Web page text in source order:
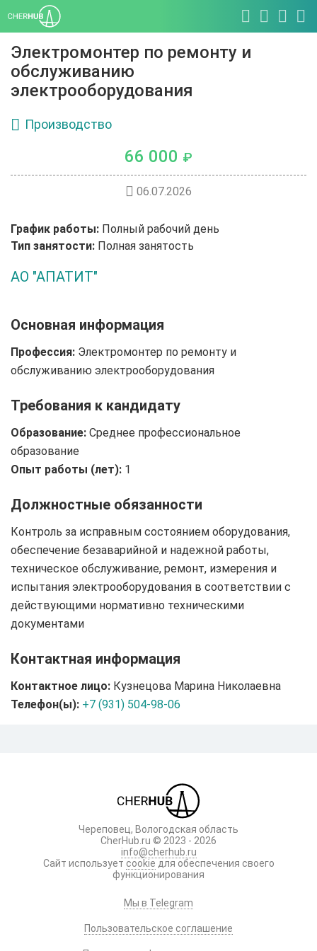
Электромонтер по ремонту и
обслуживанию
электрооборудования
Производство
66 000 ₽
06.07.2026
График работы: Полный рабочий день
Тип занятости: Полная занятость
АО "АПАТИТ"
Основная информация
Профессия: Электромонтер по ремонту и
обслуживанию электрооборудования
Требования к кандидату
Образование: Среднее профессиональное
образование
Опыт работы (лет): 1
Должностные обязанности
Контроль за исправным состоянием оборудования,
обеспечение безаварийной и надежной работы,
техническое обслуживание, ремонт, измерения и
испытания электрооборудования в соответствии с
действующими нормативно техническими
документами
Контактная информация
Контактное лицо: Кузнецова Марина Николаевна
Телефон(ы): +7 (931) 504-98-06
Череповец, Вологодская область
CherHub.ru © 2023 - 2026
info@cherhub.ru
Сайт использует cookie для обеспечения своего
функционирования
Мы в Telegram
Пользовательское соглашение